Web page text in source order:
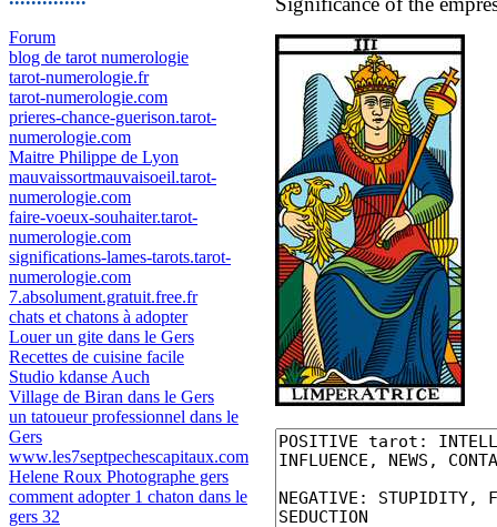
Forum
blog de tarot numerologie
tarot-numerologie.fr
tarot-numerologie.com
prieres-chance-guerison.tarot-
numerologie.com
Maitre Philippe de Lyon
mauvaissortmauvaisoeil.tarot-
numerologie.com
faire-voeux-souhaiter.tarot-
numerologie.com
significations-lames-tarots.tarot-
numerologie.com
7.absolument.gratuit.free.fr
chats et chatons à adopter
Louer un gite dans le Gers
Recettes de cuisine facile
Studio kdanse Auch
Village de Biran dans le Gers
un tatoueur professionnel dans le
Gers
www.les7septpechescapitaux.com
Helene Roux Photographe gers
comment adopter 1 chaton dans le
gers 32